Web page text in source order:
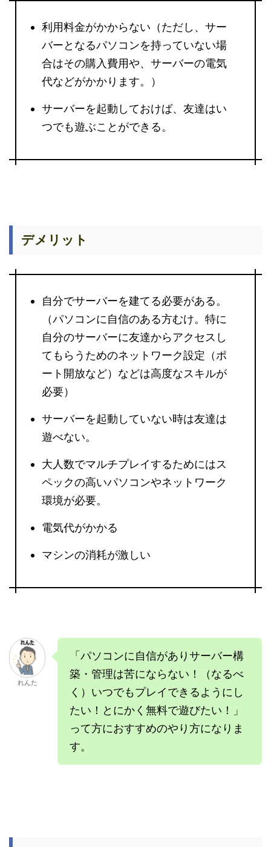
利用料金がかからない（ただし、サー
バーとなるパソコンを持っていない場
合はその購入費用や、サーバーの電気
代などがかかります。）
サーバーを起動しておけば、友達はい
つでも遊ぶことができる。
デメリット
自分でサーバーを建てる必要がある。
（パソコンに自信のある方むけ。特に
自分のサーバーに友達からアクセスし
てもらうためのネットワーク設定（ポ
ート開放など）などは高度なスキルが
必要）
サーバーを起動していない時は友達は
遊べない。
大人数でマルチプレイするためにはス
ペックの高いパソコンやネットワーク
環境が必要。
電気代がかかる
マシンの消耗が激しい
れんた
「パソコンに自信がありサーバー構
築・管理は苦にならない！（なるべ
く）いつでもプレイできるようにし
たい！とにかく無料で遊びたい！」
って方におすすめのやり方になりま
す。